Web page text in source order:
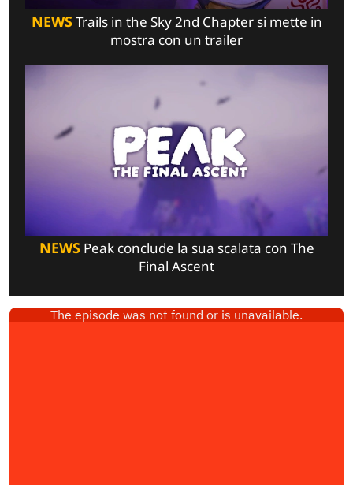
NEWSTrails in the Sky 2nd Chapter si mette in
mostra con un trailer
NEWSPeak conclude la sua scalata con The
Final Ascent